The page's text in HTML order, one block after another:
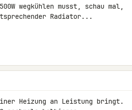
wegkühlen musst, schau mal,
Radiator...
Heizung an Leistung bringt.